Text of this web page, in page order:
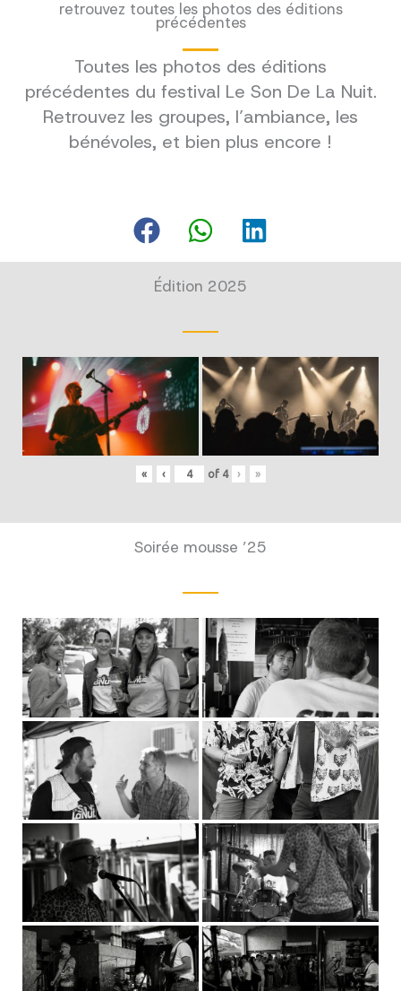
retrouvez toutes les photos des éditions
précédentes
Toutes les photos des éditions
précédentes du festival Le Son De La Nuit.
Retrouvez les groupes, l’ambiance, les
bénévoles, et bien plus encore !
Édition 2025
« ‹ of 4 › »
Soirée mousse ’25